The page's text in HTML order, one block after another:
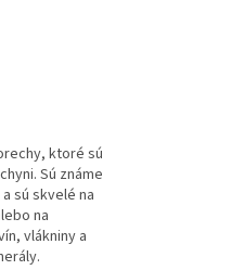
ktoré sú
Sú známe
sú skvelé na
na
vlákniny a